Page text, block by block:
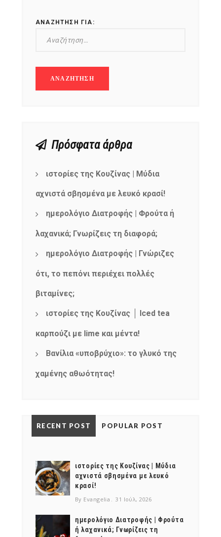
ΑΝΑΖΉΤΗΣΗ ΓΙΑ:
Πρόσφατα άρθρα
ιστορίες της Κουζίνας | Μύδια
αχνιστά σβησμένα με λευκό κρασί!
ημερολόγιο Διατροφής | Φρούτα ή
λαχανικά; Γνωρίζεις τη διαφορά;
ημερολόγιο Διατροφής | Γνώριζες
ότι, το πεπόνι περιέχει πολλές
βιταμίνες;
ιστορίες της Κουζίνας │ Iced tea
καρπούζι με lime και μέντα!
Βανίλια «υποβρύχιο»: το γλυκό της
χαμένης αθωότητας!
RECENT POST POPULAR POST
ιστορίες της Κουζίνας | Μύδια
αχνιστά σβησμένα με λευκό
κρασί!
By Evangelia 31 Ιούλ, 2026
ημερολόγιο Διατροφής | Φρούτα
ή λαχανικά; Γνωρίζεις τη